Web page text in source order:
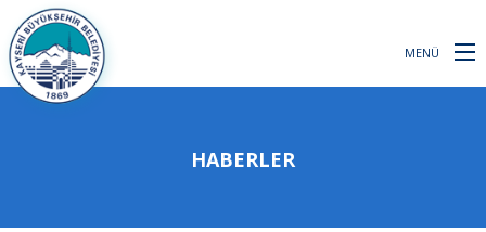
MENÜ
HABERLER